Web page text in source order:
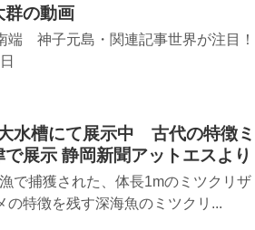
の動画
神子元島・関連記事世界が注目！
水槽にて展示中 古代の特徴ミ
展示 静岡新聞アットエスより
で捕獲された、体長1mのミツクリザ
の特徴を残す深海魚のミツクリ...